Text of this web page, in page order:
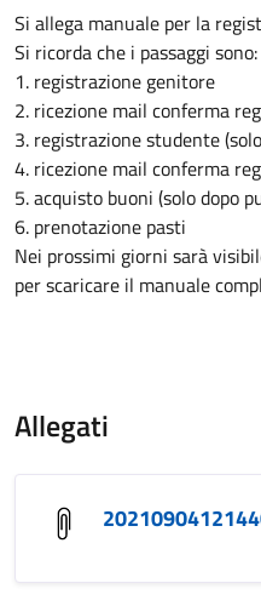
Si allega manuale per la
Si ricorda che i passaggi sono:
1. registrazione genitore
2. ricezione mail conferma
3. registrazione studente
4. ricezione mail conferma
5. acquisto buoni (solo dopo
6. prenotazione pasti
Nei prossimi giorni sarà
per scaricare il manuale
Allegati